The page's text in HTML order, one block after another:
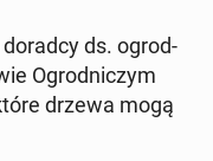
ds. ogrod­
Ogrod­ni­czym
drzewa mogą